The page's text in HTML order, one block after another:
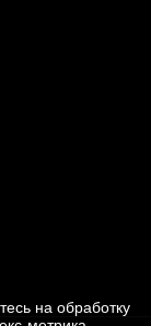
на обработку